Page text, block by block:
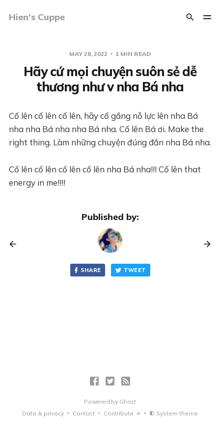
Hien's Cuppe
MAY 28, 2022 1 MIN READ
Hãy cứ mọi chuyện suôn sẻ dễ
thương như v nha Bá nha
Cố lên cố lên cố lên, hãy cố gắng nỗ lực lên nha Bá
nha nha Bá nha nha Bá nha. Cố lên Bá ơi. Make the
right thing. Làm những chuyện đúng đắn nha Bá nha.
Cố lên cố lên cố lên cố lên nha Bá nha!!! Cố lên that
energy in me!!!!
Published by:
SHARE TWEET
Powered by Ghost
Data & privacy
Contact Contribute → System theme